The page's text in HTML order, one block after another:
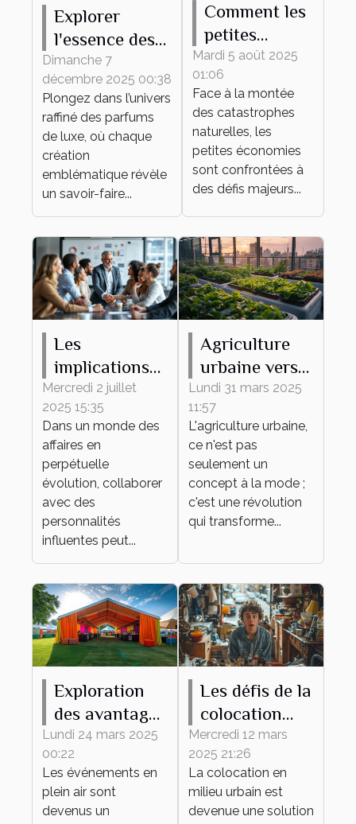
Explorer
l'essence des
parfums de
luxe à travers
des créations
emblématiques
Dimanche 7
décembre 2025 00:38
Plongez dans l’univers
raffiné des parfums
de luxe, où chaque
création
emblématique révèle
un savoir-faire...
Comment les
petites
économies
peuvent-elles
gérer les
catastrophes
naturelles ?
Mardi 5 août 2025
01:06
Face à la montée
des catastrophes
naturelles, les
petites économies
sont confrontées à
des défis majeurs...
Les
implications
des
partenariats
avec des
figures
influentes
dans les
affaires
Mercredi 2 juillet
2025 15:35
Dans un monde des
affaires en
perpétuelle
évolution, collaborer
avec des
personnalités
influentes peut...
Agriculture
urbaine vers
un nouveau
modele
economique
durable et
rentable
Lundi 31 mars 2025
11:57
L'agriculture urbaine,
ce n'est pas
seulement un
concept à la mode ;
c'est une révolution
qui transforme...
Exploration
des avantages
des tentes
publicitaires
pour les
événements
Lundi 24 mars 2025
00:22
Les événements en
plein air sont
devenus un
Les défis de la
colocation
dans les
grandes villes
Mercredi 12 mars
2025 21:26
La colocation en
milieu urbain est
devenue une solution